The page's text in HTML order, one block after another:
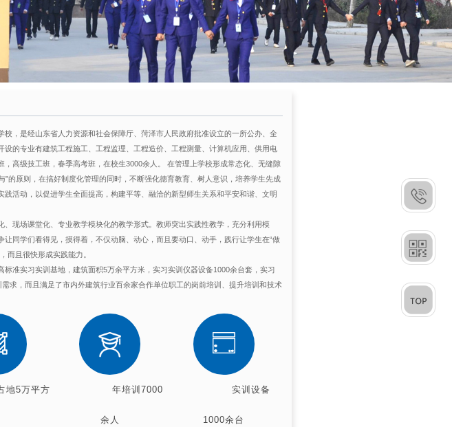
，是经山东省人力资源和社会保障厅、菏泽市人民政府批准设立的一所公办、全
的专业有建筑工程施工、工程监理、工程造价、工程测量、计算机应用、供用电
高级技工班，春季高考班，在校生3000余人。 在管理上学校形成常态化、无缝隙
”的原则，在搞好制度化管理的同时，不断强化德育教育、树人意识，培养学生先成
践活动，以促进学生全面提高，构建平等、融洽的新型师生关系和平安和谐、文明
现场课堂化、专业教学模块化的教学形式。教师突出实践性教学，充分利用模
同学们看得见，摸得着，不仅动脑、动心，而且要动口、动手，践行让学生在“做
而且很快形成实践能力。
准实习实训基地，建筑面积5万余平方米，实习实训仪器设备1000余台套，实习
求，而且满足了市内外建筑行业百余家合作单位职工的岗前培训、提升培训和技术
平方 年培训7000
余人
实训设备
1000余台